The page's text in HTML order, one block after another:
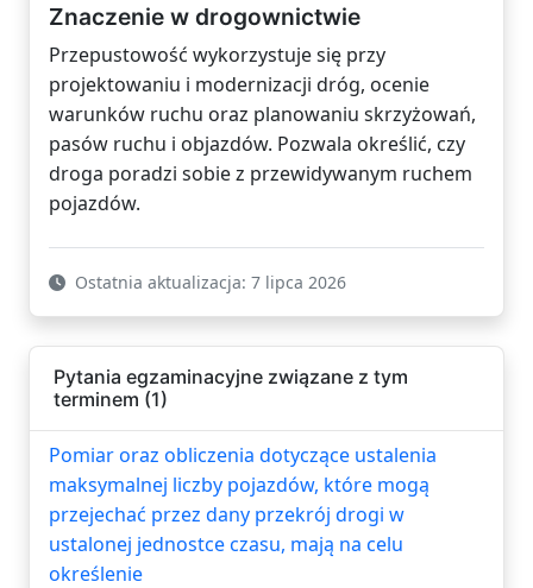
Znaczenie w drogownictwie
Przepustowość wykorzystuje się przy
projektowaniu i modernizacji dróg, ocenie
warunków ruchu oraz planowaniu skrzyżowań,
pasów ruchu i objazdów. Pozwala określić, czy
droga poradzi sobie z przewidywanym ruchem
pojazdów.
Ostatnia aktualizacja: 7 lipca 2026
Pytania egzaminacyjne związane z tym
terminem (1)
Pomiar oraz obliczenia dotyczące ustalenia
maksymalnej liczby pojazdów, które mogą
przejechać przez dany przekrój drogi w
ustalonej jednostce czasu, mają na celu
określenie